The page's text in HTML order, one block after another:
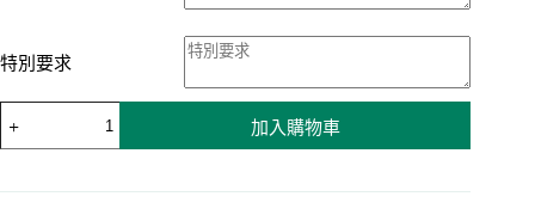
特別要求
牌
加入購物車